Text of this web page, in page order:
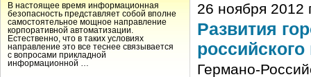
В настоящее время информационная
безопасность представляет собой вполне
самостоятельное мощное направление
корпоративной автоматизации.
Естественно, что в таких условиях
направление это все теснее связывается
с вопросами прикладной
информационной …
26 ноября 2012
Развития
Германо-